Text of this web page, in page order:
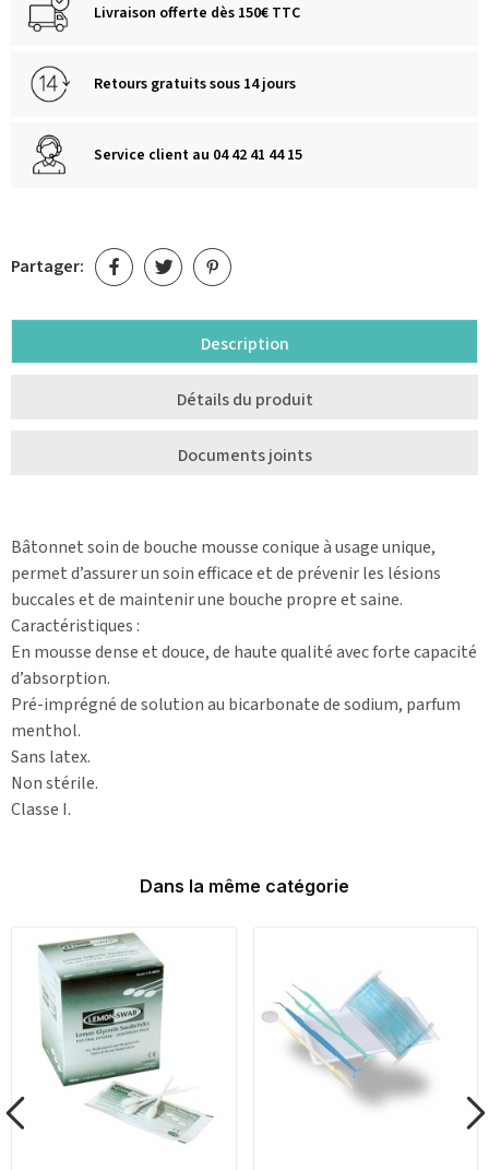
Livraison offerte dès 150€ TTC
Retours gratuits sous 14 jours
Service client au 04 42 41 44 15
Partager:
Description
Détails du produit
Documents joints
Bâtonnet soin de bouche mousse conique à usage unique,
permet d’assurer un soin efficace et de prévenir les lésions
buccales et de maintenir une bouche propre et saine.
Caractéristiques :
En mousse dense et douce, de haute qualité avec forte capacité
d’absorption.
Pré-imprégné de solution au bicarbonate de sodium, parfum
menthol.
Sans latex.
Non stérile.
Classe I.
Dans la même catégorie